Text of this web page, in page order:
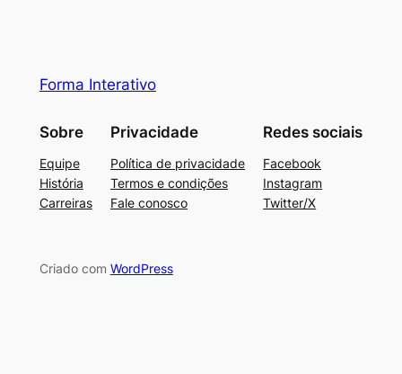
Forma Interativo
Sobre
Equipe
História
Carreiras
Privacidade
Política de privacidade
Termos e condições
Fale conosco
Redes sociais
Facebook
Instagram
Twitter/X
Criado com WordPress